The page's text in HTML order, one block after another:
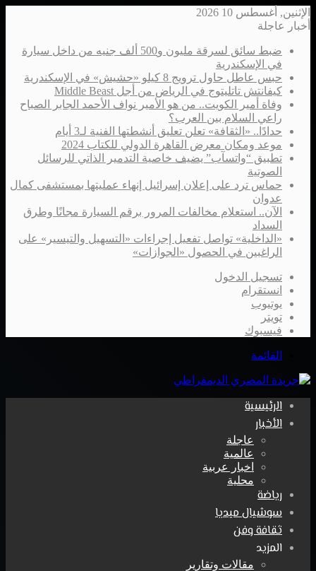
الإثنين, أغسطس 10 2026
أخبار عاجلة
ضبط سائق لسرقة مليون و500 ألف جنيه من داخل سيارة
في الإسكندرية
حبس عاطل حاول ترويج 8 كيلو «حشيش» في الإسكندرية
كيفانتش تاتليتوج في الرياض من أجل Middle Beast
وفاة أمير الكويت.. من هو الأمير نواف الأحمد الجابر الصباح
راعي السلام بين العرب؟
حدادًا.. «الثقافة» تعلن تعليق أنشطتها الفنية لـ3 أيام
موعد ومكان معرض القاهرة الدولي للكتاب 2024
تطبيق “واتسآب” يضيف خاصية التدمير الذاتي للرسائل
الصوتية
حماس ترد على إعلان إسرائيل إنهاء عمليتها بمستشفى كمال
عدوان
الآن.. استعلام مخالفات المرور برقم السيارة مجانًا وطرق
السداد
«الداخلية» تواصل تفعيل إجراءات «التسهيل والتيسير» على
الراغبين في الحصول «الجوازات»
تسجيل الدخول
انستقرام
يوتيوب
تويتر
فيسبوك
القائمة
الرئيسية
الأخبار
عاجلة
عالمية
اخبار عربية
محلية
رياضة
سوشيال ميديا
ثقافة وفن
المزيد
مقالات وتقارير